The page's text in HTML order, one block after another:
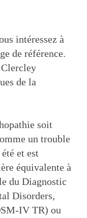
intéressez à
de référence.
de la
soit
un trouble
et est
équivalente à
du Diagnostic
Disorders,
IV TR) ou